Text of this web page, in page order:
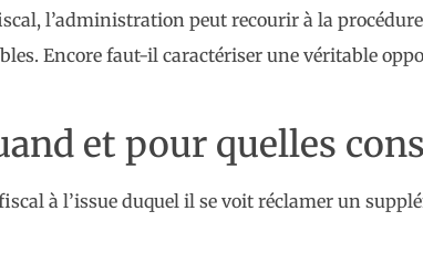
l’administration peut recourir à la
Encore faut-il caractériser une véritable
et pour quelles
à l’issue duquel il se voit réclamer un